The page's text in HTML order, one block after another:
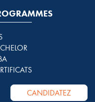
CANDIDATEZ